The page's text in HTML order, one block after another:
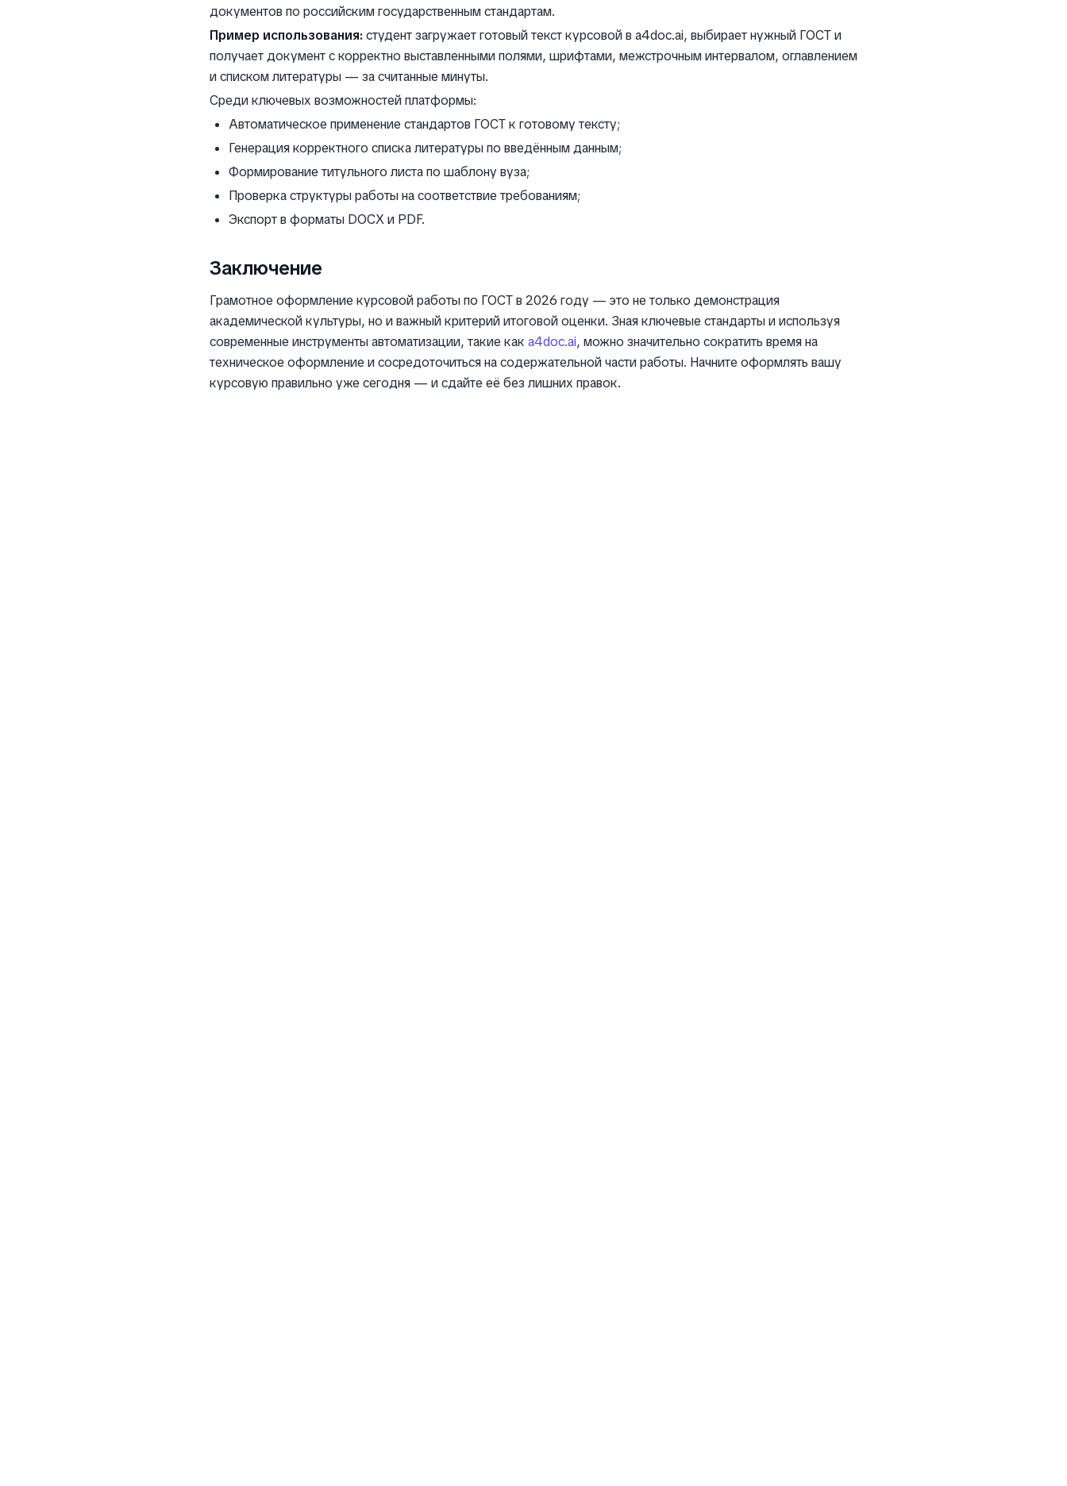
документов по российским государственным стандартам.
Пример использования: студент загружает готовый текст курсовой в a4doc.ai, выбирает нужный ГОСТ и
получает документ с корректно выставленными полями, шрифтами, межстрочным интервалом, оглавлением
и списком литературы — за считанные минуты.
Среди ключевых возможностей платформы:
Автоматическое применение стандартов ГОСТ к готовому тексту;
Генерация корректного списка литературы по введённым данным;
Формирование титульного листа по шаблону вуза;
Проверка структуры работы на соответствие требованиям;
Экспорт в форматы DOCX и PDF.
Заключение
Грамотное оформление курсовой работы по ГОСТ в 2026 году — это не только демонстрация
академической культуры, но и важный критерий итоговой оценки. Зная ключевые стандарты и используя
современные инструменты автоматизации, такие как a4doc.ai, можно значительно сократить время на
техническое оформление и сосредоточиться на содержательной части работы. Начните оформлять вашу
курсовую правильно уже сегодня — и сдайте её без лишних правок.